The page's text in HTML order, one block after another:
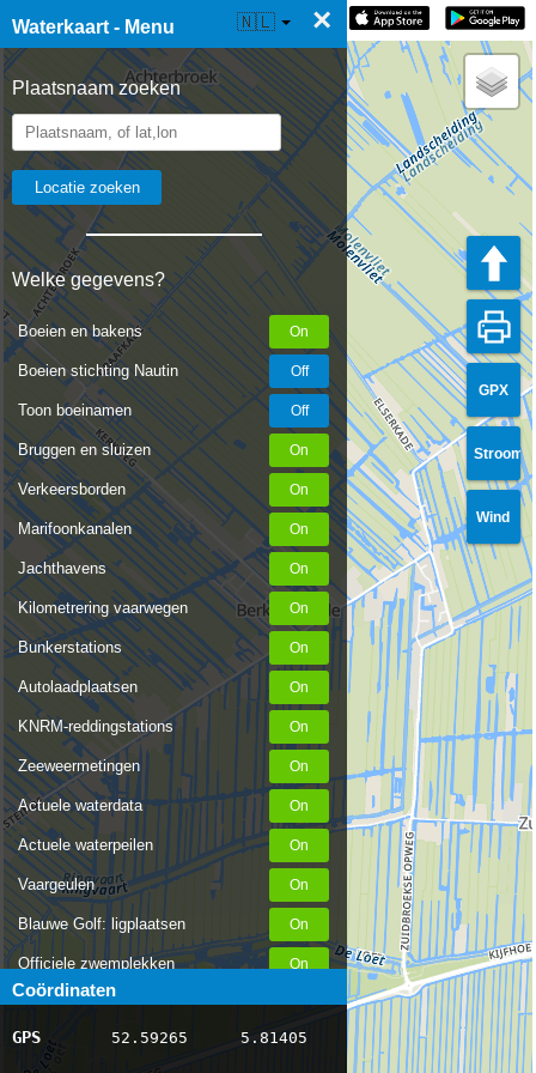
Waterkaart - Menu ×
Plaatsnaam zoeken
Welke gegevens?
Boeien en bakens
Boeien stichting Nautin
Toon boeinamen
Bruggen en sluizen
Verkeersborden
Marifoonkanalen
Jachthavens
Kilometrering vaarwegen
Bunkerstations
Autolaadplaatsen
KNRM-reddingstations
Zeeweermetingen
Actuele waterdata
Actuele waterpeilen
Vaargeulen
Blauwe Golf: ligplaatsen
Officiele zwemplekken
Stremmingen/hinder
AIS scheepsposities
Coördinaten
GPS 52.59265 5.81405
☰ Waterkaart Live 🇳🇱
GPX
Stroom
Wind